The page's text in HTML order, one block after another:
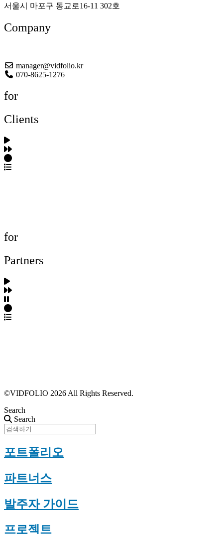
서울시 마포구 동교로16-11 302호
Company
manager@vidfolio.kr
070-8625-1276
for
Clients
for
Partners
©VIDFOLIO 2026 All Rights Reserved.
Search
Search
포트폴리오
파트너스
발주자 가이드
프로젝트